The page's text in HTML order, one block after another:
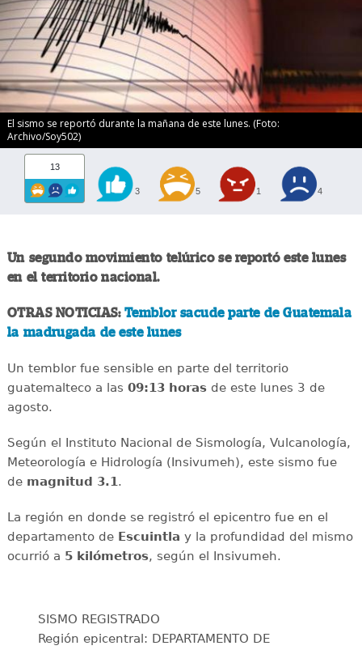
El sismo se reportó durante la mañana de este lunes. (Foto:
Archivo/Soy502)
13
3 5 1 4
Un segundo movimiento telúrico se reportó este lunes
en el territorio nacional.
OTRAS NOTICIAS: Temblor sacude parte de Guatemala
la madrugada de este lunes
Un temblor fue sensible en parte del territorio
guatemalteco a las 09:13 horasde este lunes 3 de
agosto.
Según el Instituto Nacional de Sismología, Vulcanología,
Meteorología e Hidrología (Insivumeh), este sismo fue
de magnitud 3.1.
La región en donde se registró el epicentro fue en el
departamento de Escuintla y la profundidad del mismo
ocurrió a 5 kilómetros, según el Insivumeh.
SISMO REGISTRADO
Región epicentral: DEPARTAMENTO DE